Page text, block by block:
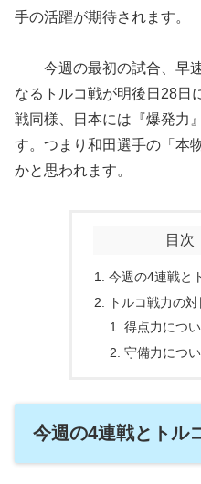
手の活躍が期待されます。
今週の最初の試合、早速
なるトルコ戦が明後日28日
戦同様、日本には『爆発力
す。つまり和田選手の「本
かと思われます。
目次
今週の4連戦と
トルコ戦力の
得点力につ
守備力につ
今週の4連戦とトル